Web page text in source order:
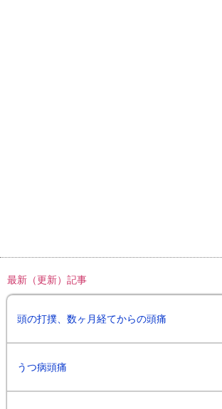
最新（更新）記事
頭の打撲、数ヶ月経てからの頭痛
うつ病頭痛